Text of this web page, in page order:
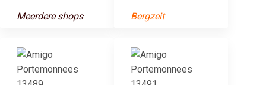
Meerdere shops Bergzeit